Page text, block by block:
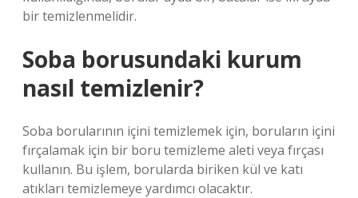
bir temizlenmelidir.
Soba borusundaki kurum
nasıl temizlenir?
Soba borularının içini temizlemek için, boruların içini
fırçalamak için bir boru temizleme aleti veya fırçası
kullanın. Bu işlem, borularda biriken kül ve katı
atıkları temizlemeye yardımcı olacaktır.